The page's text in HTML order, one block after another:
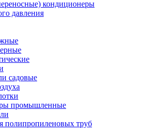
кондиционеры
давления
садовые
промышленные
полипропиленовых труб